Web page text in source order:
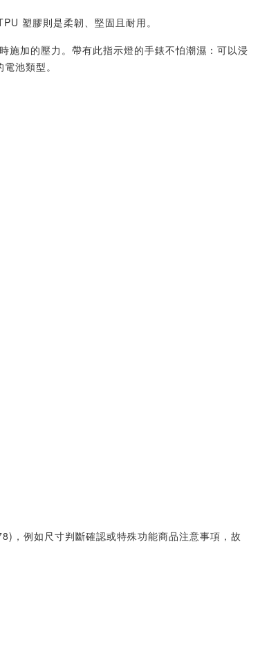
塑膠則是柔韌、堅固且耐用。
加的壓力。帶有此指示燈的手錶不怕潮濕：可以浸
池類型。
例如尺寸判斷確認或特殊功能商品注意事項，故